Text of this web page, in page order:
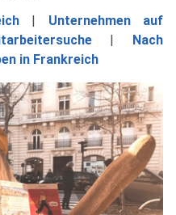
| Unternehmen auf
| Nach
in Frankreich